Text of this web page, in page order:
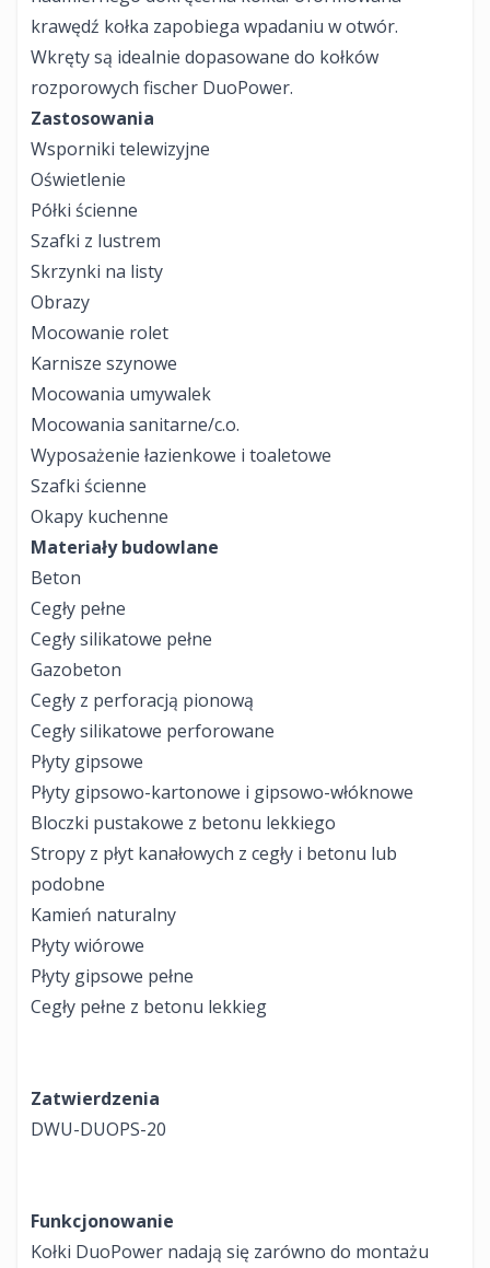
krawędź kołka zapobiega wpadaniu w otwór.
Wkręty są idealnie dopasowane do kołków
rozporowych fischer DuoPower.
Zastosowania
Wsporniki telewizyjne
Oświetlenie
Półki ścienne
Szafki z lustrem
Skrzynki na listy
Obrazy
Mocowanie rolet
Karnisze szynowe
Mocowania umywalek
Mocowania sanitarne/c.o.
Wyposażenie łazienkowe i toaletowe
Szafki ścienne
Okapy kuchenne
Materiały budowlane
Beton
Cegły pełne
Cegły silikatowe pełne
Gazobeton
Cegły z perforacją pionową
Cegły silikatowe perforowane
Płyty gipsowe
Płyty gipsowo-kartonowe i gipsowo-włóknowe
Bloczki pustakowe z betonu lekkiego
Stropy z płyt kanałowych z cegły i betonu lub
podobne
Kamień naturalny
Płyty wiórowe
Płyty gipsowe pełne
Cegły pełne z betonu lekkieg
Zatwierdzenia
DWU-DUOPS-20
Funkcjonowanie
Kołki DuoPower nadają się zarówno do montażu